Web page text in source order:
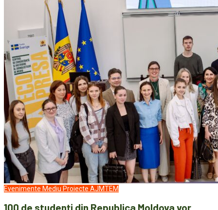
Evenimente Mediu Proiecte AJMTEM
100 de studenți din Republica Moldova vor